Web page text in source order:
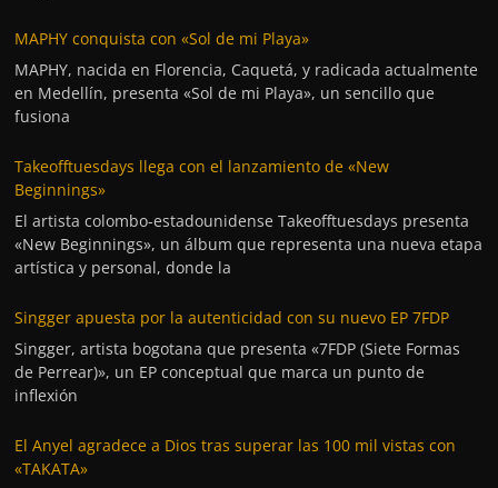
MAPHY conquista con «Sol de mi Playa»
MAPHY, nacida en Florencia, Caquetá, y radicada actualmente
en Medellín, presenta «Sol de mi Playa», un sencillo que
fusiona
Takeofftuesdays llega con el lanzamiento de «New
Beginnings»
El artista colombo-estadounidense Takeofftuesdays presenta
«New Beginnings», un álbum que representa una nueva etapa
artística y personal, donde la
Singger apuesta por la autenticidad con su nuevo EP 7FDP
Singger, artista bogotana que presenta «7FDP (Siete Formas
de Perrear)», un EP conceptual que marca un punto de
inflexión
El Anyel agradece a Dios tras superar las 100 mil vistas con
«TAKATA»